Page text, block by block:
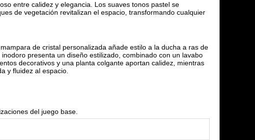
entre calidez y elegancia. Los suaves tonos pastel se
de vegetación revitalizan el espacio, transformando cualquier
de cristal personalizada añade estilo a la ducha a ras de
presenta un diseño estilizado, combinado con un lavabo
decorativos y una planta colgante aportan calidez, mientras
y fluidez al espacio.
del juego base.